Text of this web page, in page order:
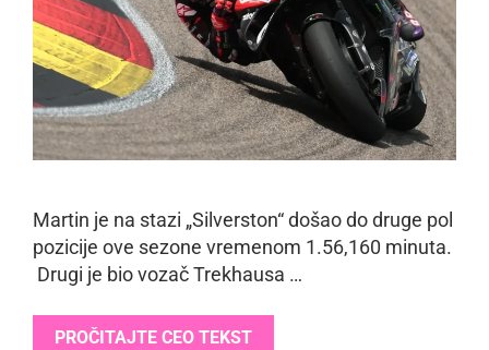
Martin je na stazi „Silverston“ došao do druge pol
pozicije ove sezone vremenom 1.56,160 minuta.
Drugi je bio vozač Trekhausa …
PROČITAJTE CEO TEKST